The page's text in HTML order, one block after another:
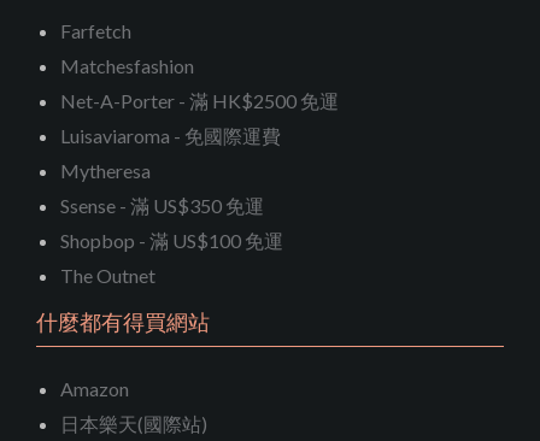
Farfetch
Matchesfashion
Net-A-Porter - 滿 HK$2500 免運
Luisaviaroma - 免國際運費
Mytheresa
Ssense - 滿 US$350 免運
Shopbop - 滿 US$100 免運
The Outnet
什麼都有得買網站
Amazon
日本樂天(國際站)